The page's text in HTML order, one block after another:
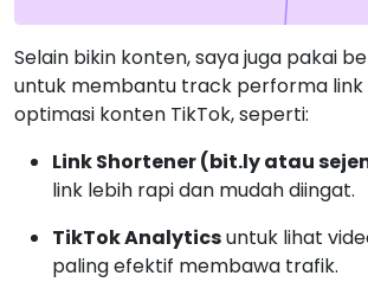
Selain bikin konten, saya juga pakai
untuk membantu track performa
optimasi konten TikTok, seperti:
Link Shortener (bit.ly atau
link lebih rapi dan mudah diingat.
TikTok Analyticsuntuk lihat
paling efektif membawa trafik.